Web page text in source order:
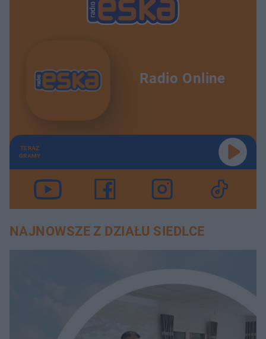
Radio Online
TERAZ
GRAMY
NAJNOWSZE Z DZIAŁU SIEDLCE